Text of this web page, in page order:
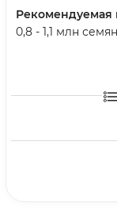
Рекомендуемая
0,8 - 1,1 млн